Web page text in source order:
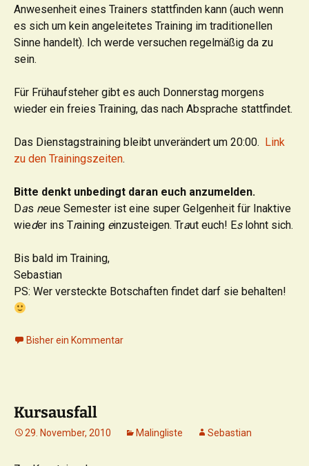
Anwesenheit eines Trainers stattfinden kann (auch wenn
es sich um kein angeleitetes Training im traditionellen
Sinne handelt). Ich werde versuchen regelmäßig da zu
sein.
Für Frühaufsteher gibt es auch Donnerstag morgens
wieder ein freies Training, das nach Absprache stattfindet.
Das Dienstagstraining bleibt unverändert um 20:00. Link
zu den Trainingszeiten.
Bitte denkt unbedingt daran euch anzumelden.
Das neue Semester ist eine super Gelgenheit für Inaktive
wieder ins Training einzusteigen. Traut euch! Eslohnt sich.
Bis bald im Training,
Sebastian
PS: Wer versteckte Botschaften findet darf sie behalten!
Bisher ein Kommentar
Kursausfall
29. November, 2010 Malingliste Sebastian